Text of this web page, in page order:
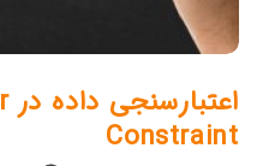
Constraint